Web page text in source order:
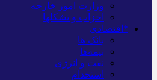
وزارت امور خارجه
احزاب و تشکلها
*اقتصادی
بانک ها
بیمه‌ها
نفت و انرژی
استخدام